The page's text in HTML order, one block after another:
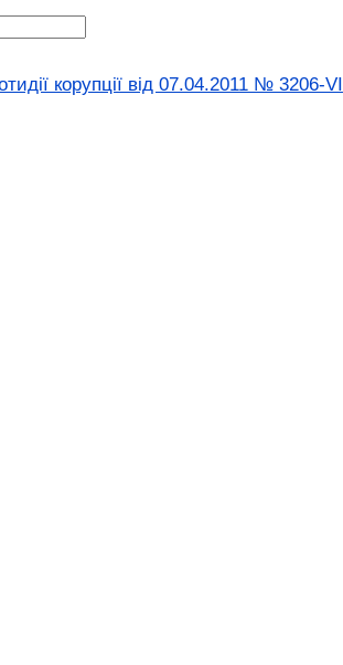
корупції від 07.04.2011 № 3206-VI